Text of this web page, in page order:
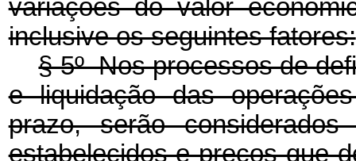
variações do valor
inclusive os seguintes fatores:
§ 5º Nos processos de
e liquidação das
prazo, serão
estabelecidos e preços que